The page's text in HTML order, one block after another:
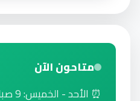
متاحون الآن